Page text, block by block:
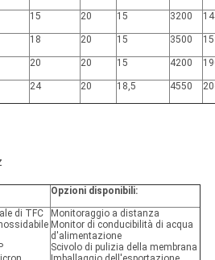
15 20 15 3200
18 20 15 3500
20 20 15 4200
24 20 18,5 4550
Opzioni disponibili:
di TFC
Monitoraggio a distanza
Monitor di conducibilità di acqua
d'alimentazione
Scivolo di pulizia della membrana